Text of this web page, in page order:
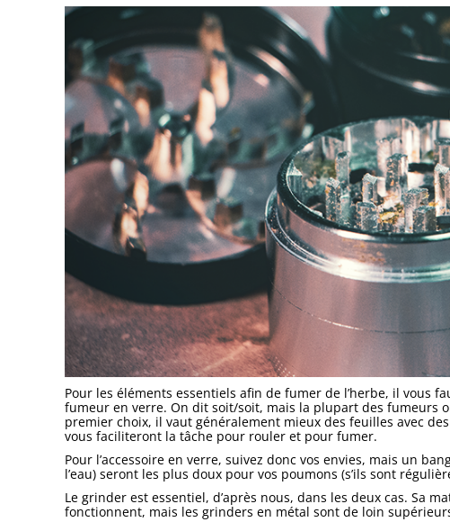
Pour les éléments essentiels afin de fumer de l’herbe, il vous
fumeur en verre. On dit soit/soit, mais la plupart des fumeurs
premier choix, il vaut généralement mieux des feuilles avec
vous faciliteront la tâche pour rouler et pour fumer.
Pour l’accessoire en verre, suivez donc vos envies, mais un
l’eau) seront les plus doux pour vos poumons (s’ils sont
Le grinder est essentiel, d’après nous, dans les deux cas. Sa
fonctionnent, mais les grinders en métal sont de loin